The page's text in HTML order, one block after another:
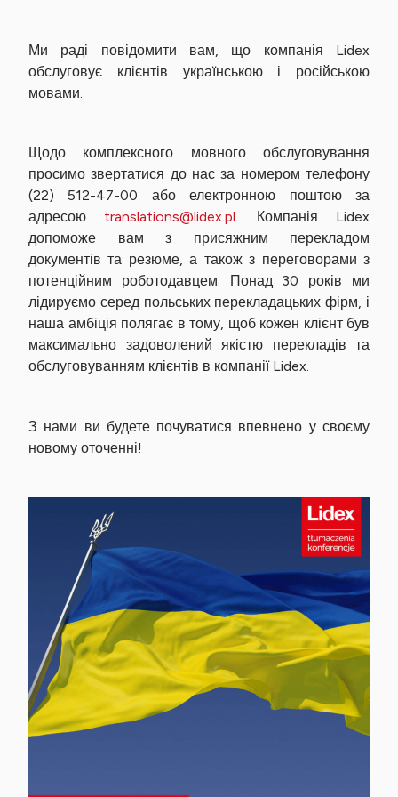
Ми раді повідомити вам, що компанія Lidex
обслуговує клієнтів українською і російською
мовами.
Щодо комплексного мовного обслуговування
просимо звертатися до нас за номером телефону
(22) 512-47-00 або електронною поштою за
адресою translations@lidex.pl. Компанія Lidex
допоможе вам з присяжним перекладом
документів та резюме, а також з переговорами з
потенційним роботодавцем. Понад 30 років ми
лідируємо серед польських перекладацьких фірм, і
наша амбіція полягає в тому, щоб кожен клієнт був
максимально задоволений якістю перекладів та
обслуговуванням клієнтів в компанії Lidex.
З нами ви будете почуватися впевнено у своєму
новому оточенні!